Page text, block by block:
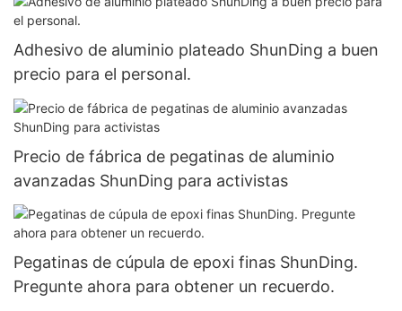
Adhesivo de aluminio plateado ShunDing a buen
precio para el personal.
Precio de fábrica de pegatinas de aluminio
avanzadas ShunDing para activistas
Pegatinas de cúpula de epoxi finas ShunDing.
Pregunte ahora para obtener un recuerdo.